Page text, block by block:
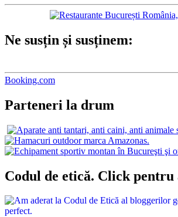
Ne susțin și susținem:
Booking.com
Parteneri la drum
Codul de etică. Click pentru